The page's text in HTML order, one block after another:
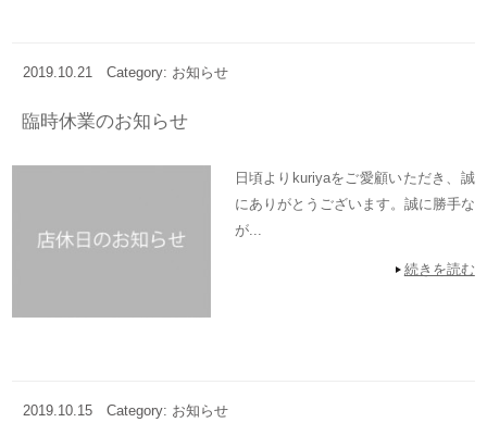
2019.10.21 Category: お知らせ
臨時休業のお知らせ
日頃よりkuriyaをご愛顧いただき、誠
にありがとうございます。誠に勝手な
が...
続きを読む
2019.10.15 Category: お知らせ